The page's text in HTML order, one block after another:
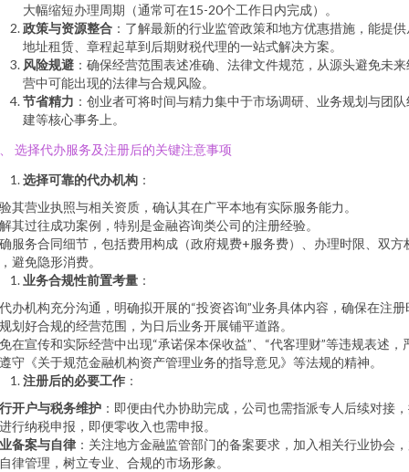
大幅缩短办理周期（通常可在15-20个工作日内完成）。
政策与资源整合 ：了解最新的行业监管政策和地方优惠措施，能提供
地址租赁、章程起草到后期财税代理的一站式解决方案。
风险规避 ：确保经营范围表述准确、法律文件规范，从源头避免未来
营中可能出现的法律与合规风险。
节省精力 ：创业者可将时间与精力集中于市场调研、业务规划与团队
建等核心事务上。
选择代办服务及注册后的关键注意事项
选择可靠的代办机构 ：
其营业执照与相关资质，确认其在广平本地有实际服务能力。
其过往成功案例，特别是金融咨询类公司的注册经验。
服务合同细节，包括费用构成（政府规费+服务费）、办理时限、双方
避免隐形消费。
业务合规性前置考量 ：
办机构充分沟通，明确拟开展的“投资咨询”业务具体内容，确保在注册
划好合规的经营范围，为日后业务开展铺平道路。
在宣传和实际经营中出现“承诺保本保收益”、“代客理财”等违规表述，
守《关于规范金融机构资产管理业务的指导意见》等法规的精神。
注册后的必要工作 ：
开户与税务维护 ：即便由代办协助完成，公司也需指派专人后续对接
行纳税申报，即便零收入也需申报。
备案与自律 ：关注地方金融监管部门的备案要求，加入相关行业协会
律管理，树立专业、合规的市场形象。